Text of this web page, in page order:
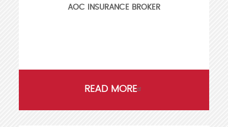
AOC INSURANCE BROKER
READ MORE